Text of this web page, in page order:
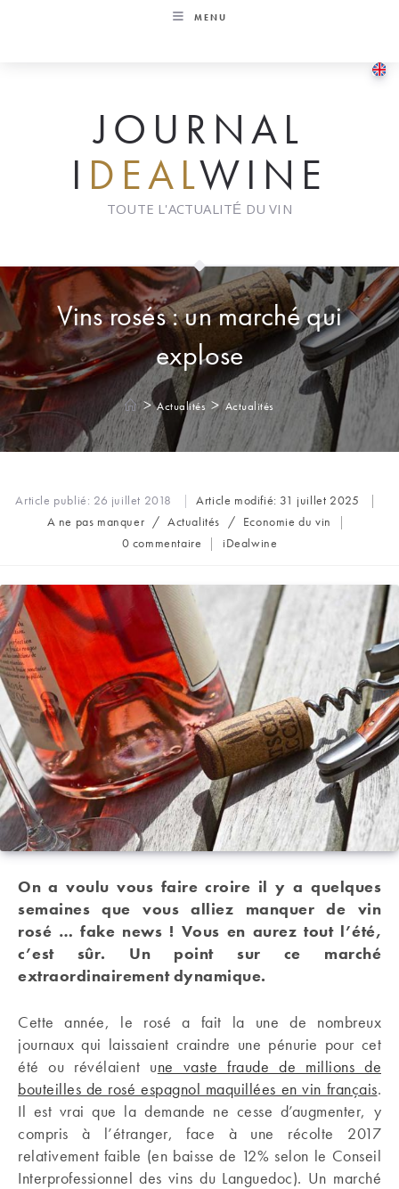
MENU
JOURNAL
I DEALWINE
TOUTE L'ACTUALITÉ DU VIN
Vins rosés : un marché qui
explose
> Actualités > Actualités
Article publié: 26 juillet 2018 Article modifié: 31 juillet 2025
Post
A ne pas manquer / Actualités / Economie du vin
Commentaires
publication :
0 commentaire
Auteur/autrice
publication :
iDealwine
On a voulu vous faire croire il y a quelques
semaines que vous alliez manquer de vin
rosé … fake news ! Vous en aurez tout l’été,
c’est sûr. Un point sur ce marché
extraordinairement dynamique.
Cette année, le rosé a fait la une de nombreux
journaux qui laissaient craindre une pénurie pour cet
été ou révélaient une vaste fraude de millions de
bouteilles de rosé espagnol maquillées en vin français.
Il est vrai que la demande ne cesse d’augmenter, y
compris à l’étranger, face à une récolte 2017
relativement faible (en baisse de 12% selon le Conseil
Interprofessionnel des vins du Languedoc). Un marché